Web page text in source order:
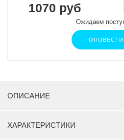
1070 руб
Ожидаем
ОПИСАНИЕ
ХАРАКТЕРИСТИКИ